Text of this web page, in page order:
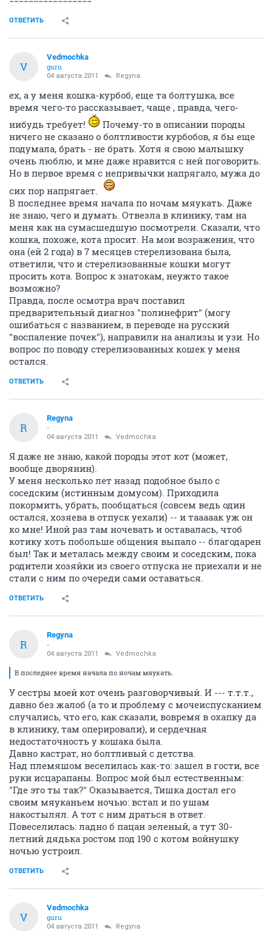
ОТВЕТИТЬ
V
Vedmochka
guru
04 августа 2011 Regyna
ех, а у меня кошка-курбоб, еще та болтушка, все
время чего-то рассказывает, чаще , правда, чего-
нибудь требует!
Почему-то в описании породы
ничего не сказано о болтливости курбобов, я бы еще
подумала, брать - не брать. Хотя я свою малышку
очень люблю, и мне даже нравится с ней поговорить.
Но в первое время с непривычки напрягало, мужа до
сих пор напрягает.
В последнее время начала по ночам мяукать. Даже
не знаю, чего и думать. Отвезла в клинику, там на
меня как на сумасшедшую посмотрели. Сказали, что
кошка, похоже, кота просит. На мои возражения, что
она (ей 2 года) в 7 месяцев стерелизована была,
ответили, что и стерелизованные кошки могут
просить кота. Вопрос к знатокам, неужто такое
возможно?
Правда, после осмотра врач поставил
предварительный диагноз "полинефрит" (могу
ошибаться с названием, в переводе на русский
"воспаление почек"), направили на анализы и узи. Но
вопрос по поводу стерелизованных кошек у меня
остался.
ОТВЕТИТЬ
R
Regyna
-
04 августа 2011 Vedmochka
Я даже не знаю, какой породы этот кот (может,
вообще дворянин).
У меня несколько лет назад подобное было с
соседским (истинным домусом). Приходила
покормить, убрать, пообщаться (совсем ведь один
остался, хозяева в отпуск уехали) -- и тааааак уж он
ко мне! Иной раз там ночевать и оставалась, чтоб
котику хоть побольше общения выпало -- благодарен
был! Так и металась между своим и соседским, пока
родители хозяйки из своего отпуска не приехали и не
стали с ним по очереди сами оставаться.
ОТВЕТИТЬ
R
Regyna
-
04 августа 2011 Vedmochka
В последнее время начала по ночам мяукать.
У сестры моей кот очень разговорчивый. И --- т.т.т.,
давно без жалоб (а то и проблему с мочеиспусканием
случались, что его, как сказали, вовремя в охапку да
в клинику, там оперировали), и сердечная
недостаточность у кошака была.
Давно кастрат, но болтливый с детства.
Над племяшом веселилась как-то: зашел в гости, все
руки исцарапаны. Вопрос мой был естественным:
"Где это ты так?" Оказывается, Тишка достал его
своим мяуканьем ночью: встал и по ушам
накостылял. А тот с ним драться в ответ.
Повеселилась: ладно б пацан зеленый, а тут 30-
летний дядька ростом под 190 с котом войнушку
ночью устроил.
ОТВЕТИТЬ
V
Vedmochka
guru
04 августа 2011 Regyna